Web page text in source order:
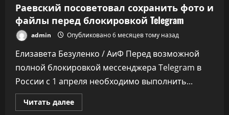
Раевский посоветовал сохранить фото и
файлы перед блокировкой Telegram
admin Опубликовано 6 месяцев тому назад
Елизавета Безуленко / АиФ Перед возможной
полной блокировкой мессенджера Telegram в
России с 1 апреля необходимо выполнить...
Читать далееПрочитать
больше